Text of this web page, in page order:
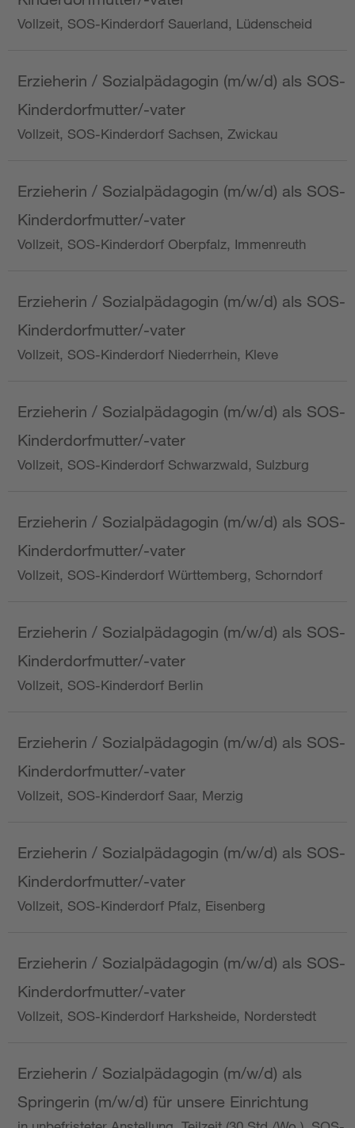
Vollzeit, SOS-Kinderdorf Sauerland, Lüdenscheid
Erzieherin / Sozialpädagogin (m/w/d) als SOS-
Kinderdorfmutter/-vater
Vollzeit, SOS-Kinderdorf Sachsen, Zwickau
Erzieherin / Sozialpädagogin (m/w/d) als SOS-
Kinderdorfmutter/-vater
Vollzeit, SOS-Kinderdorf Oberpfalz, Immenreuth
Erzieherin / Sozialpädagogin (m/w/d) als SOS-
Kinderdorfmutter/-vater
Vollzeit, SOS-Kinderdorf Niederrhein, Kleve
Erzieherin / Sozialpädagogin (m/w/d) als SOS-
Kinderdorfmutter/-vater
Vollzeit, SOS-Kinderdorf Schwarzwald, Sulzburg
Erzieherin / Sozialpädagogin (m/w/d) als SOS-
Kinderdorfmutter/-vater
Vollzeit, SOS-Kinderdorf Württemberg, Schorndorf
Erzieherin / Sozialpädagogin (m/w/d) als SOS-
Kinderdorfmutter/-vater
Vollzeit, SOS-Kinderdorf Berlin
Erzieherin / Sozialpädagogin (m/w/d) als SOS-
Kinderdorfmutter/-vater
Vollzeit, SOS-Kinderdorf Saar, Merzig
Erzieherin / Sozialpädagogin (m/w/d) als SOS-
Kinderdorfmutter/-vater
Vollzeit, SOS-Kinderdorf Pfalz, Eisenberg
Erzieherin / Sozialpädagogin (m/w/d) als SOS-
Kinderdorfmutter/-vater
Vollzeit, SOS-Kinderdorf Harksheide, Norderstedt
Erzieherin / Sozialpädagogin (m/w/d) als
Springerin (m/w/d) für unsere Einrichtung